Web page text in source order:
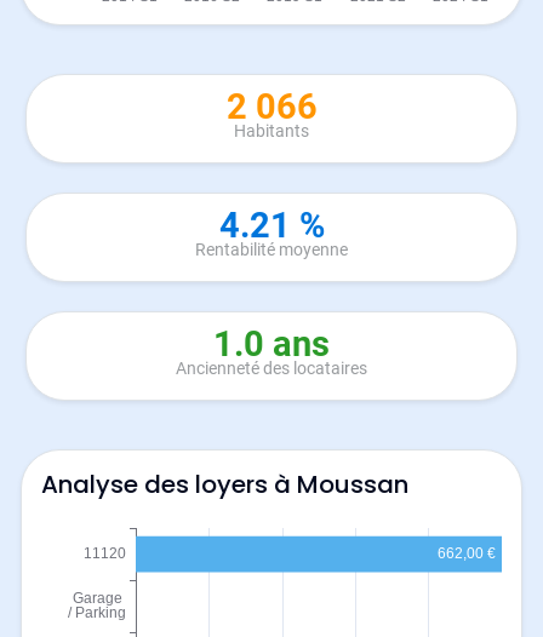
2 066
Habitants
4.21 %
Rentabilité moyenne
1.0 ans
Ancienneté des locataires
Analyse des loyers à Moussan